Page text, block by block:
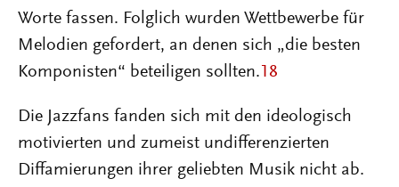
Worte fassen. Folglich wurden Wettbewerbe für
Melodien gefordert, an denen sich „die besten
Komponisten“ beteiligen sollten. 18
Die Jazzfans fanden sich mit den ideologisch
motivierten und zumeist undifferenzierten
Diffamierungen ihrer geliebten Musik nicht ab.